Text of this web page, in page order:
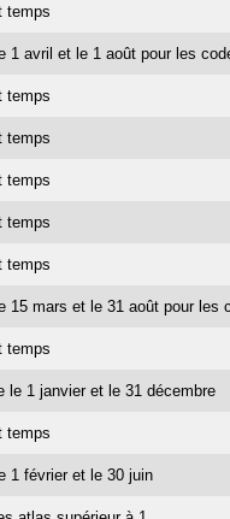
temps
1 avril et le 1 août pour les
temps
temps
temps
temps
temps
mars et le 31 août pour les
temps
le 1 janvier et le 31 décembre
temps
1 février et le 30 juin